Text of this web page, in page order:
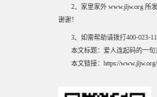
2、家里家外 www.jljw.org 所
谢谢！
3、如需帮助请拨打400-023-
本文标题： 爱人连起码的一句
本文链接： https://